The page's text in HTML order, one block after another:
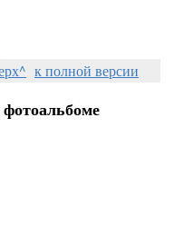
к полной версии